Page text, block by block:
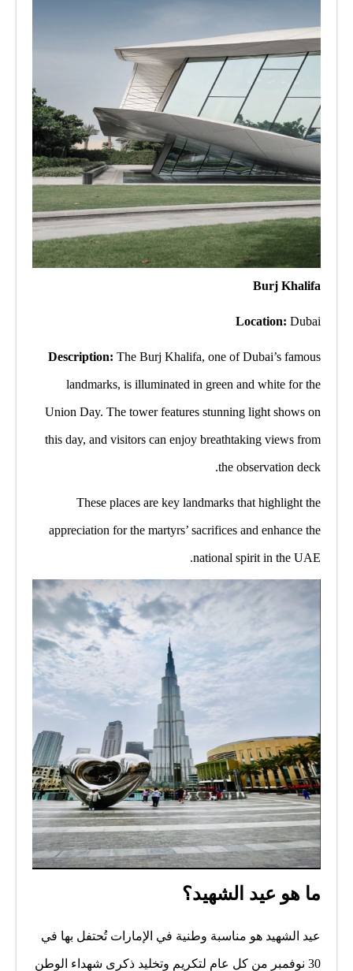
Burj Khalifa
Location: Dubai
Description: The Burj Khalifa, one of Dubai’s famous
landmarks, is illuminated in green and white for the
Union Day. The tower features stunning light shows on
this day, and visitors can enjoy breathtaking views from
the observation deck.
These places are key landmarks that highlight the
appreciation for the martyrs’ sacrifices and enhance the
national spirit in the UAE.
ما هو عيد الشهيد؟
عيد الشهيد هو مناسبة وطنية في الإمارات تُحتفل بها في
30 نوفمبر من كل عام لتكريم وتخليد ذكرى شهداء الوطن